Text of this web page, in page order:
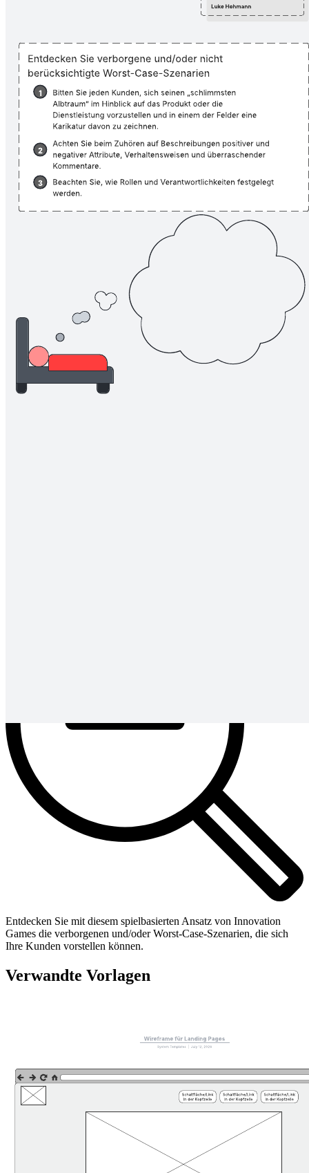
Entdecken Sie mit diesem spielbasierten Ansatz von Innovation
Games die verborgenen und/oder Worst-Case-Szenarien, die sich
Ihre Kunden vorstellen können.
Verwandte Vorlagen